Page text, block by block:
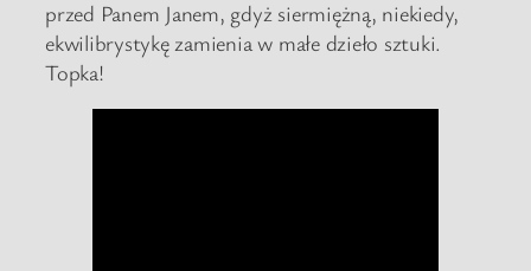
przed Panem Janem, gdyż siermiężną, niekiedy,
ekwilibrystykę zamienia w małe dzieło sztuki.
Topka!